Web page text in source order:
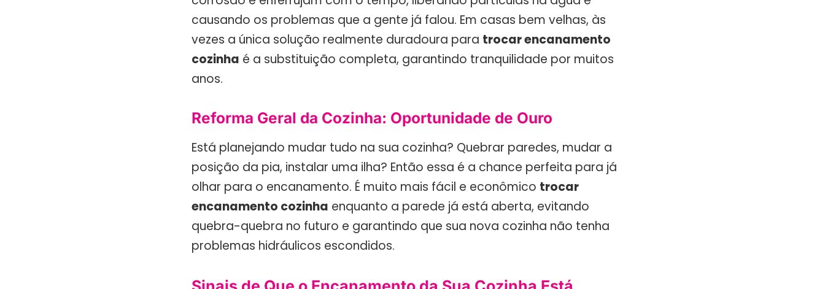
causando os problemas que a gente já falou. Em casas bem velhas, às
vezes a única solução realmente duradoura para trocar encanamento
cozinha é a substituição completa, garantindo tranquilidade por muitos
anos.
Reforma Geral da Cozinha: Oportunidade de Ouro
Está planejando mudar tudo na sua cozinha? Quebrar paredes, mudar a
posição da pia, instalar uma ilha? Então essa é a chance perfeita para já
olhar para o encanamento. É muito mais fácil e econômico trocar
encanamento cozinha enquanto a parede já está aberta, evitando
quebra-quebra no futuro e garantindo que sua nova cozinha não tenha
problemas hidráulicos escondidos.